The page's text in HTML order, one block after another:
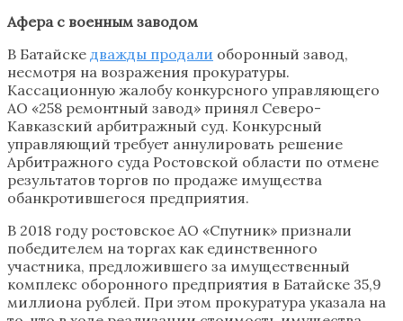
Афера с военным заводом
В Батайске дважды продали оборонный завод,
несмотря на возражения прокуратуры.
Кассационную жалобу конкурсного управляющего
АО «258 ремонтный завод» принял Северо-
Кавказский арбитражный суд. Конкурсный
управляющий требует аннулировать решение
Арбитражного суда Ростовской области по отмене
результатов торгов по продаже имущества
обанкротившегося предприятия.
В 2018 году ростовское АО «Спутник» признали
победителем на торгах как единственного
участника, предложившего за имущественный
комплекс оборонного предприятия в Батайске 35,9
миллиона рублей. При этом прокуратура указала на